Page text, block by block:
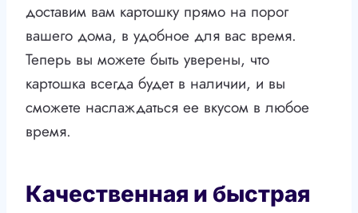
доставим вам картошку прямо на порог
вашего дома, в удобное для вас время.
Теперь вы можете быть уверены, что
картошка всегда будет в наличии, и вы
сможете наслаждаться ее вкусом в любое
время.
Качественная и быстрая